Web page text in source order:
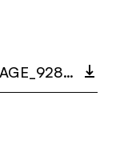
2301_ELASTICA_MULTI_LANGUAGE_9286_INST.PDF